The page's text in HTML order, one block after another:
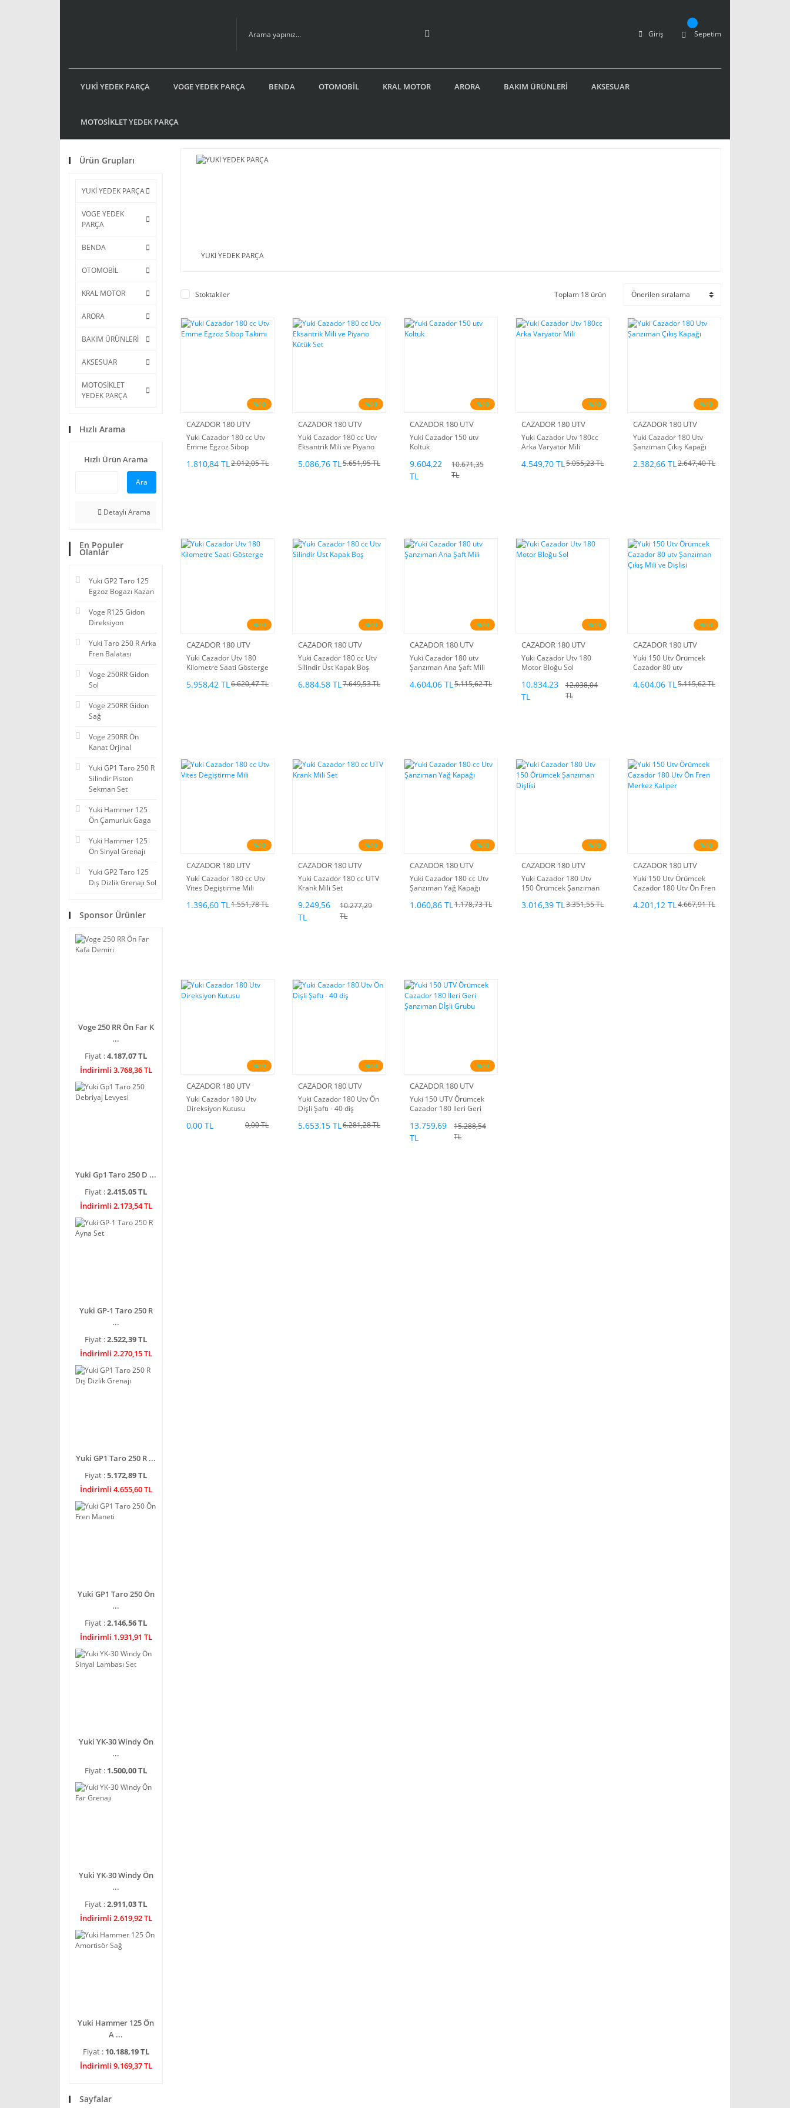
Giriş Sepetim
YUKİ YEDEK PARÇA VOGE YEDEK PARÇA BENDA OTOMOBİL KRAL MOTOR ARORA BAKIM ÜRÜNLERİ AKSESUAR
MOTOSİKLET YEDEK PARÇA
Ürün Grupları
YUKİ YEDEK PARÇA
VOGE YEDEK
PARÇA
BENDA
OTOMOBİL
KRAL MOTOR
ARORA
BAKIM ÜRÜNLERİ
AKSESUAR
MOTOSİKLET
YEDEK PARÇA
Hızlı Arama
Hızlı Ürün Arama
Ara
Detaylı Arama
En Populer
Olanlar
Yuki GP2 Taro 125
Egzoz Bogazı Kazan
Voge R125 Gidon
Direksiyon
Yuki Taro 250 R Arka
Fren Balatası
Voge 250RR Gidon
Sol
Voge 250RR Gidon
Sağ
Voge 250RR Ön
Kanat Orjinal
Yuki GP1 Taro 250 R
Silindir Piston
Sekman Set
Yuki Hammer 125
Ön Çamurluk Gaga
Yuki Hammer 125
Ön Sinyal Grenajı
Yuki GP2 Taro 125
Dış Dizlik Grenajı Sol
Sponsor Ürünler
Voge 250 RR Ön Far K
...
Fiyat :4.187,07 TL
İndirimli 3.768,36 TL
Yuki Gp1 Taro 250 D ...
Fiyat :2.415,05 TL
İndirimli 2.173,54 TL
Yuki GP-1 Taro 250 R
...
Fiyat :2.522,39 TL
İndirimli 2.270,15 TL
Yuki GP1 Taro 250 R ...
Fiyat :5.172,89 TL
İndirimli 4.655,60 TL
Yuki GP1 Taro 250 Ön
...
Fiyat :2.146,56 TL
İndirimli 1.931,91 TL
Yuki YK-30 Windy Ön
...
Fiyat : 1.500,00 TL
Yuki YK-30 Windy Ön
...
Fiyat :2.911,03 TL
İndirimli 2.619,92 TL
Yuki Hammer 125 Ön
A ...
Fiyat : 10.188,19 TL
İndirimli 9.169,37 TL
Sayfalar
YUKİ YEDEK PARÇA
Stoktakiler Toplam 18 ürün
%10
CAZADOR 180 UTV
Yuki Cazador 180 cc Utv
Emme Egzoz Sibop
1.810,84 TL 2.012,05 TL
%10
CAZADOR 180 UTV
Yuki Cazador 180 cc Utv
Eksantrik Mili ve Piyano
5.086,76 TL 5.651,95 TL
%10
CAZADOR 180 UTV
Yuki Cazador 150 utv
Koltuk
9.604,22
TL
10.671,35
TL
%10
CAZADOR 180 UTV
Yuki Cazador Utv 180cc
Arka Varyatör Mili
4.549,70 TL 5.055,23 TL
%10
CAZADOR 180 UTV
Yuki Cazador 180 Utv
Şanzıman Çıkış Kapağı
2.382,66 TL 2.647,40 TL
%10
CAZADOR 180 UTV
Yuki Cazador Utv 180
Kilometre Saati Gösterge
5.958,42 TL 6.620,47 TL
%10
CAZADOR 180 UTV
Yuki Cazador 180 cc Utv
Silindir Üst Kapak Boş
6.884,58 TL 7.649,53 TL
%10
CAZADOR 180 UTV
Yuki Cazador 180 utv
Şanzıman Ana Şaft Mili
4.604,06 TL 5.115,62 TL
%10
CAZADOR 180 UTV
Yuki Cazador Utv 180
Motor Bloğu Sol
10.834,23
TL
12.038,04
TL
%10
CAZADOR 180 UTV
Yuki 150 Utv Örümcek
Cazador 80 utv
Dişlisi
4.604,06 TL 5.115,62 TL
%10
CAZADOR 180 UTV
Yuki Cazador 180 cc Utv
Vites Degiştirme Mili
1.396,60 TL 1.551,78 TL
%10
CAZADOR 180 UTV
Yuki Cazador 180 cc UTV
Krank Mili Set
9.249,56
TL
10.277,29
TL
%10
CAZADOR 180 UTV
Yuki Cazador 180 cc Utv
Şanzıman Yağ Kapağı
1.060,86 TL 1.178,73 TL
%10
CAZADOR 180 UTV
Yuki Cazador 180 Utv
150 Örümcek Şanzıman
3.016,39 TL 3.351,55 TL
%10
CAZADOR 180 UTV
Yuki 150 Utv Örümcek
Cazador 180 Utv Ön Fren
4.201,12 TL 4.667,91 TL
%10
CAZADOR 180 UTV
Yuki Cazador 180 Utv
Direksiyon Kutusu
0,00 TL 0,00 TL
%10
CAZADOR 180 UTV
Yuki Cazador 180 Utv Ön
Dişli Şaftı - 40 diş
5.653,15 TL 6.281,28 TL
%10
CAZADOR 180 UTV
Yuki 150 UTV Örümcek
Cazador 180 İleri Geri
13.759,69
TL
15.288,54
TL